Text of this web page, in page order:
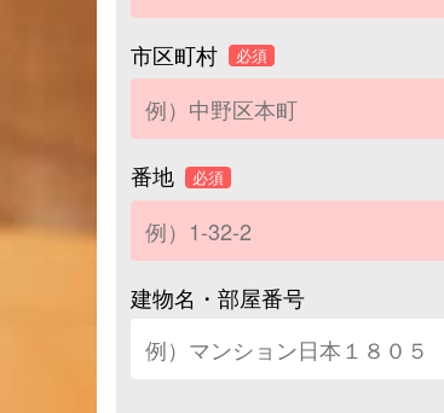
市区町村 必須
番地 必須
建物名・部屋番号